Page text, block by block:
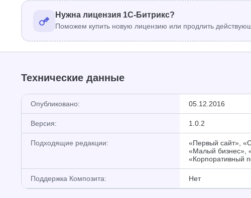
Нужна лицензия 1С-Битрикс?
Поможем купить новую лицензию или продлить
Технические данные
Опубликовано: 05.12.2016
Версия: 1.0.2
Подходящие редакции:
«Первый сайт»,
«Малый бизнес»,
«Корпоративный
Поддержка Композита: Нет